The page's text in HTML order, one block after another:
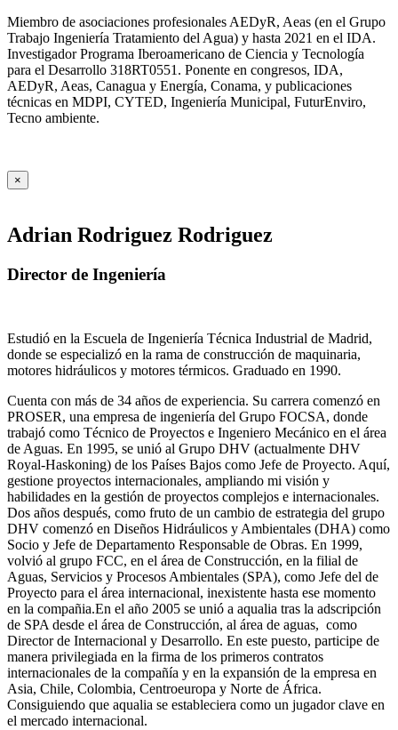
Miembro de asociaciones profesionales AEDyR, Aeas (en el Grupo
Trabajo Ingeniería Tratamiento del Agua) y hasta 2021 en el IDA.
Investigador Programa Iberoamericano de Ciencia y Tecnología
para el Desarrollo 318RT0551. Ponente en congresos, IDA,
AEDyR, Aeas, Canagua y Energía, Conama, y publicaciones
técnicas en MDPI, CYTED, Ingeniería Municipal, FuturEnviro,
Tecno ambiente.
×
Adrian Rodriguez Rodriguez
Director de Ingeniería
Estudió en la Escuela de Ingeniería Técnica Industrial de Madrid,
donde se especializó en la rama de construcción de maquinaria,
motores hidráulicos y motores térmicos. Graduado en 1990.
Cuenta con más de 34 años de experiencia. Su carrera comenzó en
PROSER, una empresa de ingeniería del Grupo FOCSA, donde
trabajó como Técnico de Proyectos e Ingeniero Mecánico en el área
de Aguas. En 1995, se unió al Grupo DHV (actualmente DHV
Royal-Haskoning) de los Países Bajos como Jefe de Proyecto. Aquí,
gestione proyectos internacionales, ampliando mi visión y
habilidades en la gestión de proyectos complejos e internacionales.
Dos años después, como fruto de un cambio de estrategia del grupo
DHV comenzó en Diseños Hidráulicos y Ambientales (DHA) como
Socio y Jefe de Departamento Responsable de Obras. En 1999,
volvió al grupo FCC, en el área de Construcción, en la filial de
Aguas, Servicios y Procesos Ambientales (SPA), como Jefe del de
Proyecto para el área internacional, inexistente hasta ese momento
en la compañia.En el año 2005 se unió a aqualia tras la adscripción
de SPA desde el área de Construcción, al área de aguas, como
Director de Internacional y Desarrollo. En este puesto, participe de
manera privilegiada en la firma de los primeros contratos
internacionales de la compañía y en la expansión de la empresa en
Asia, Chile, Colombia, Centroeuropa y Norte de África.
Consiguiendo que aqualia se estableciera como un jugador clave en
el mercado internacional.